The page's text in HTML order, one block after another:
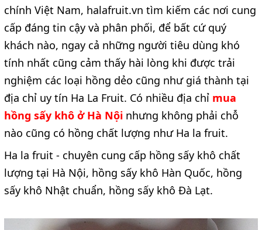
chính Việt Nam, halafruit.vn tìm kiếm các nơi cung
cấp đáng tin cậy và phân phối, để bất cứ quý
khách nào, ngay cả những người tiêu dùng khó
tính nhất cũng cảm thấy hài lòng khi được trải
nghiệm các loại hồng dẻo cũng như giá thành tại
địa chỉ uy tín Ha La Fruit. Có nhiều địa chỉ mua
hồng sấy khô ở Hà Nội nhưng không phải chỗ
nào cũng có hồng chất lượng như Ha la fruit.
Ha la fruit - chuyên cung cấp hồng sấy khô chất
lượng tại Hà Nội, hồng sấy khô Hàn Quốc, hồng
sấy khô Nhật chuẩn, hồng sấy khô Đà Lạt.